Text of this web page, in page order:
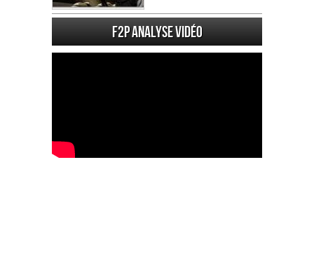
F2P Analyse vidéo